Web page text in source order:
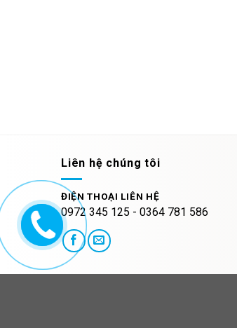
Liên hệ chúng tôi
ĐIỆN THOẠI LIÊN HỆ
0972 345 125 - 0364 781 586